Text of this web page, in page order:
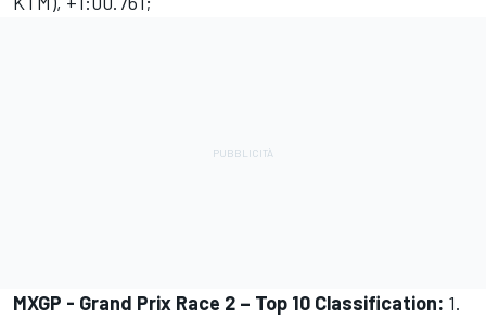
MXGP - Grand Prix Race 2 – Top 10 Classification: 1.